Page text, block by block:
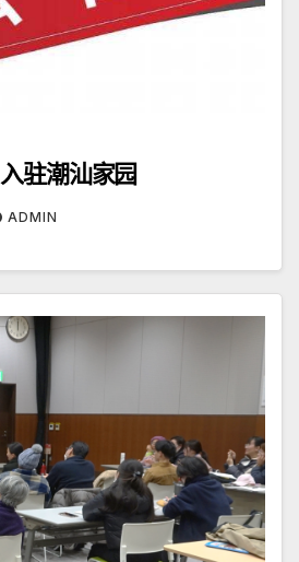
驻潮汕家园
ADMIN